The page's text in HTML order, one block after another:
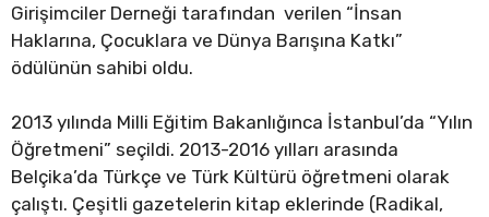
Girişimciler Derneği tarafından verilen “İnsan
Haklarına, Çocuklara ve Dünya Barışına Katkı”
ödülünün sahibi oldu.
2013 yılında Milli Eğitim Bakanlığınca İstanbul’da “Yılın
Öğretmeni” seçildi. 2013-2016 yılları arasında
Belçika’da Türkçe ve Türk Kültürü öğretmeni olarak
çalıştı. Çeşitli gazetelerin kitap eklerinde (Radikal,